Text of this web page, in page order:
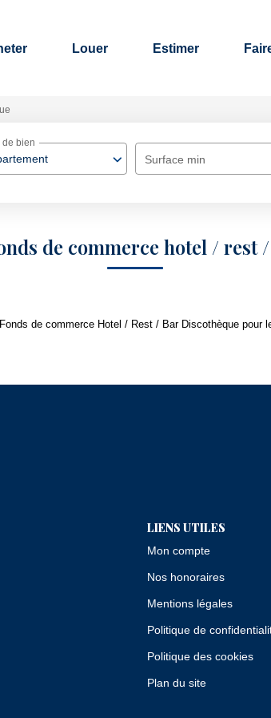
Louer Estimer
de bien
Surface min
de commerce hotel / rest
de commerce Hotel / Rest / Bar Discothèque pour
LIENS UTILES
Mon compte
Nos honoraires
Mentions légales
Politique de
Politique des cookies
Plan du site